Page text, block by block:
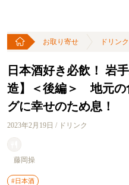
お取り寄せ ドリンク
日本酒好き必飲！ 岩
造】＜後編＞ 地元の
グに幸せのため息！
2023年2月19日 / ドリンク
藤岡操
#日本酒